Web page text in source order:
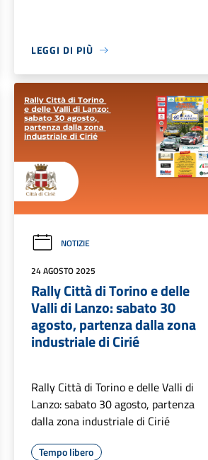
LEGGI DI PIÙ
NOTIZIE
24 AGOSTO 2025
Rally Città di Torino e delle
Valli di Lanzo: sabato 30
agosto, partenza dalla zona
industriale di Cirié
Rally Città di Torino e delle Valli di
Lanzo: sabato 30 agosto, partenza
dalla zona industriale di Cirié
Tempo libero